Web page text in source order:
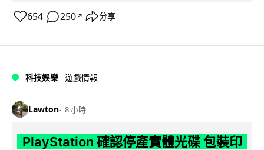
654 250 ↗ 分享
科技娛樂 遊戲情報
Lawton 8 小時
PlayStation 確認停產實體光碟 包裝印